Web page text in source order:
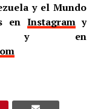
y el Mundo
en Instagramy
en